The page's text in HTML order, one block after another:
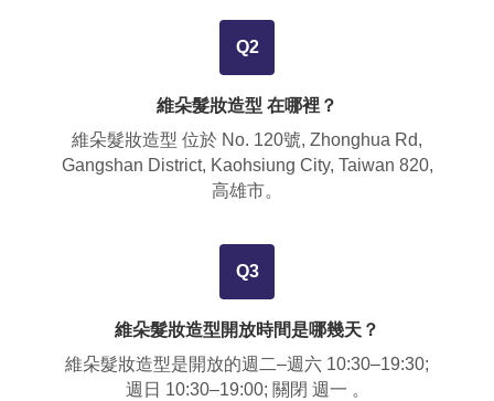
Q2
維朵髮妝造型 在哪裡？
維朵髮妝造型 位於 No. 120號, Zhonghua Rd,
Gangshan District, Kaohsiung City, Taiwan 820,
高雄市。
Q3
維朵髮妝造型開放時間是哪幾天？
維朵髮妝造型是開放的週二–週六 10:30–19:30;
週日 10:30–19:00; 關閉 週一 。